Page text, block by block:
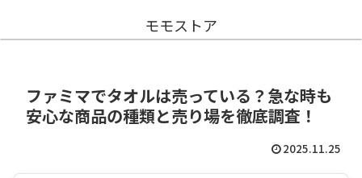
モモストア
ファミマでタオルは売っている？急な時も
安心な商品の種類と売り場を徹底調査！
2025.11.25